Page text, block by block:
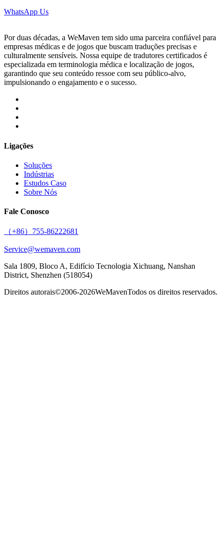
WhatsApp Us
Por duas décadas, a WeMaven tem sido uma parceira confiável para
empresas médicas e de jogos que buscam traduções precisas e
culturalmente sensíveis. Nossa equipe de tradutores certificados é
especializada em terminologia médica e localização de jogos,
garantindo que seu conteúdo ressoe com seu público-alvo,
impulsionando o engajamento e o sucesso.
Ligações
Soluções
Indústrias
Estudos Caso
Sobre Nós
Fale Conosco
（+86）755-86222681
Service@wemaven.com
Sala 1809, Bloco A, Edifício Tecnologia Xichuang, Nanshan
District, Shenzhen (518054)
Direitos autorais©2006-2026WeMavenTodos os direitos reservados.